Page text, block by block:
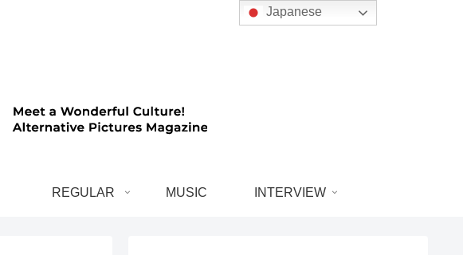
REGULAR MUSIC INTERVIEW
Japanese